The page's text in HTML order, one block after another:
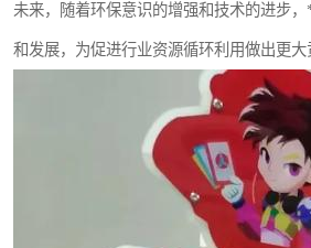
未来，随着环保意识的增强和技术的进步
和发展，为促进行业资源循环利用做出更大